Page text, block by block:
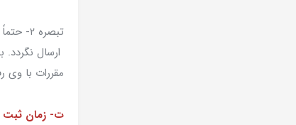
ارسال
مقررات با وی
ت- زمان ثبت